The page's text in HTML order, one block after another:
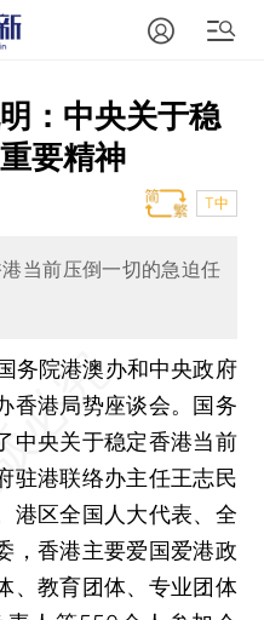
：中央关于稳
要精神
T中
当前压倒一切的急迫任
务院港澳办和中央政府
香港局势座谈会。国务
中央关于稳定香港当前
驻港联络办主任王志民
港区全国人大代表、全
，香港主要爱国爱港政
、教育团体、专业团体